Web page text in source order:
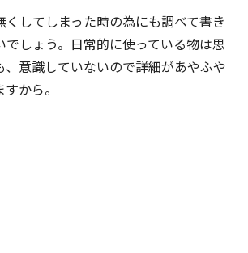
してしまった時の為にも調べて書き
でしょう。日常的に使っている物は思
、意識していないので詳細があやふや
から。